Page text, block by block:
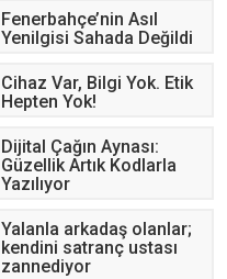
Fenerbahçe’nin Asıl
Yenilgisi Sahada Değildi
Cihaz Var, Bilgi Yok. Etik
Hepten Yok!
Dijital Çağın Aynası:
Güzellik Artık Kodlarla
Yazılıyor
Yalanla arkadaş olanlar;
kendini satranç ustası
zannediyor